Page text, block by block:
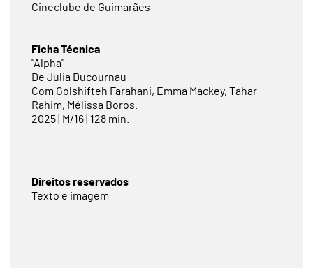
Cineclube de Guimarães
Ficha Técnica
"Alpha"
De Julia Ducournau
Com Golshifteh Farahani, Emma Mackey, Tahar
Rahim, Mélissa Boros.
2025 | M/16 | 128 min.
Direitos reservados
Texto e imagem